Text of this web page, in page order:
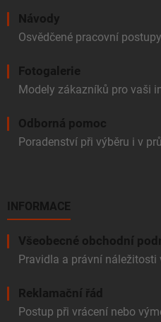
Návody
Osvědčené pracovní
Fotogalerie
Modely zákazníků pro vaši
Odborná pomoc
Poradenství při výběru i v
INFORMACE
Všeobecné obchodní
Pravidla a právní náležitosti
Reklamační řád
Postup při vrácení nebo